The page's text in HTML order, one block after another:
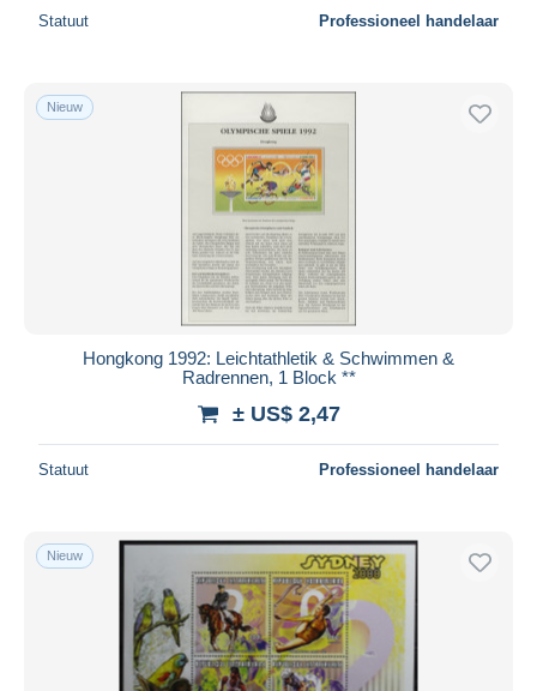
Statuut Professioneel handelaar
Nieuw
Hongkong 1992: Leichtathletik & Schwimmen &
Radrennen, 1 Block **
± US$ 2,47
Statuut Professioneel handelaar
Nieuw